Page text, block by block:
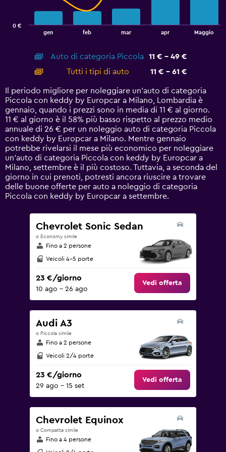
displaying
categories.
14
categories.
The
chart
has
1
Y
axis
displaying
values.
Range:
0
to
gen feb mar apr Maggio
0 €
End
Auto di categoria Piccola
11 € - 49 €
Tutti i tipi di auto
11 € - 61 €
Il periodo migliore per noleggiare un'auto di categoria
Piccola con keddy by Europcar a Milano, Lombardia è
gennaio, quando i prezzi sono in media di 11 € al giorno.
11 € al giorno è il 58% più basso rispetto al prezzo medio
annuale di 26 € per un noleggio auto di categoria Piccola
con keddy by Europcar a Milano. Mentre gennaio
potrebbe rivelarsi il mese più economico per noleggiare
un'auto di categoria Piccola con keddy by Europcar a
Milano, settembre è il più costoso. Tuttavia, a seconda del
giorno in cui prenoti, potresti ancora riuscire a trovare
delle buone offerte per auto a noleggio di categoria
Piccola con keddy by Europcar a settembre.
Chevrolet Sonic Sedan
o Economy simile
Fino a 2 persone
Veicoli 4-5 porte
23 €/giorno
10 ago - 26 ago
Vedi offerta
Audi A3
o Piccola simile
Fino a 2 persone
Veicoli 2/4 porte
23 €/giorno
29 ago - 15 set
Vedi offerta
Chevrolet Equinox
o Compatta simile
Fino a 4 persone